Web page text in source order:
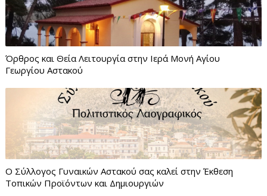
Όρθρος και Θεία Λειτουργία στην Ιερά Μονή Αγίου
Γεωργίου Αστακού
Ο Σύλλογος Γυναικών Αστακού σας καλεί στην Έκθεση
Τοπικών Προϊόντων και Δημιουργιών